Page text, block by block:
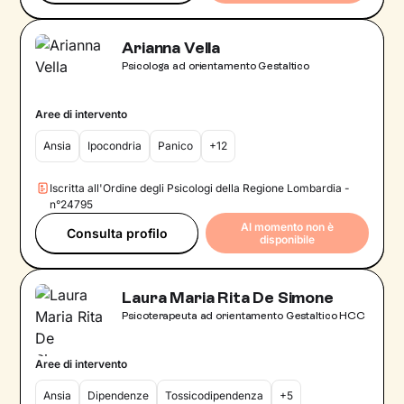
Arianna Vella
Psicologa ad orientamento Gestaltico
Aree di intervento
Ansia Ipocondria Panico +12
Iscritta all'Ordine degli Psicologi della Regione Lombardia -
n°24795
Consulta profilo
Al momento non è
disponibile
Laura Maria Rita De Simone
Psicoterapeuta ad orientamento Gestaltico HCC
Aree di intervento
Ansia Dipendenze Tossicodipendenza +5